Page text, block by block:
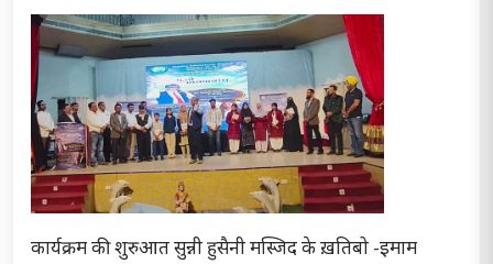
कार्यक्रम की शुरुआत सुन्नी हुसैनी मस्जिद के ख़तिबो -इमाम